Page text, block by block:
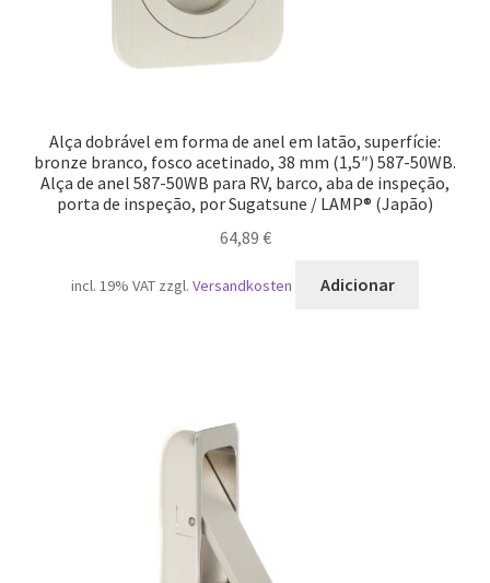
Alça dobrável em forma de anel em latão, superfície:
bronze branco, fosco acetinado, 38 mm (1,5″) 587-50WB.
Alça de anel 587-50WB para RV, barco, aba de inspeção,
porta de inspeção, por Sugatsune / LAMP® (Japão)
64,89 €
incl. 19% VAT zzgl. Versandkosten Adicionar